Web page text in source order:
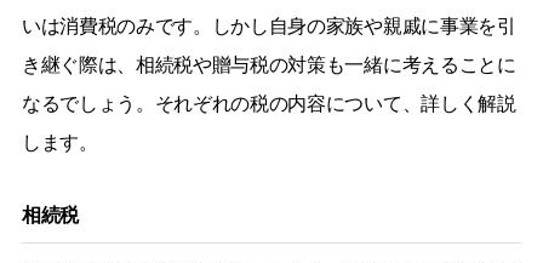
いは消費税のみです。しかし自身の家族や親戚に事業を引
き継ぐ際は、相続税や贈与税の対策も一緒に考えることに
なるでしょう。それぞれの税の内容について、詳しく解説
します。
相続税